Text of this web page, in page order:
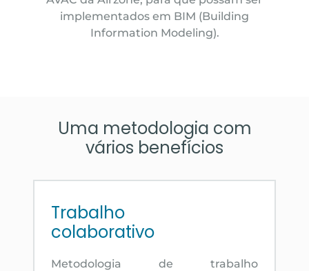
implementados em BIM (Building
Information Modeling).
Uma metodologia com
vários benefícios
Trabalho
colaborativo
Metodologia de trabalho